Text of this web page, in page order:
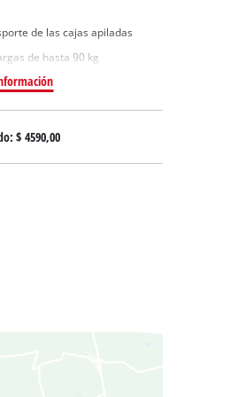
de las cajas apiladas
de hasta 90 kg
$ 4590,00